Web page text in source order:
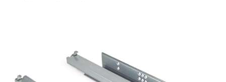
esklep@metgal.com.pl